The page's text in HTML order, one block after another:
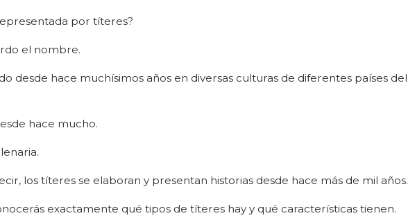
por títeres?
el nombre.
desde hace muchísimos años en diversas culturas de diferentes países del
hace mucho.
los títeres se elaboran y presentan historias desde hace más de mil años.
exactamente qué tipos de títeres hay y qué características tienen.